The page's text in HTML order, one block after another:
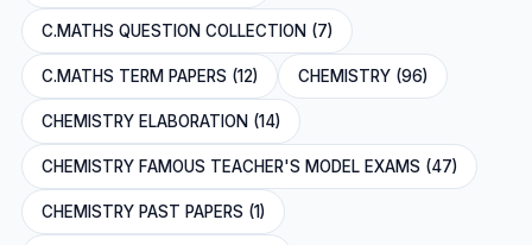
C.MATHS QUESTION COLLECTION (7)
C.MATHS TERM PAPERS (12) CHEMISTRY (96)
CHEMISTRY ELABORATION (14)
CHEMISTRY FAMOUS TEACHER'S MODEL EXAMS (47)
CHEMISTRY PAST PAPERS (1)